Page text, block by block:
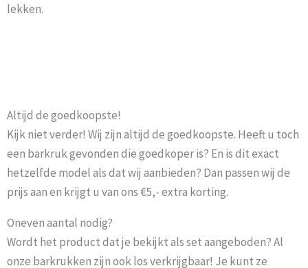
lekken.
Altijd de goedkoopste!
Kijk niet verder! Wij zijn altijd de goedkoopste. Heeft u toch
een barkruk gevonden die goedkoper is? En is dit exact
hetzelfde model als dat wij aanbieden? Dan passen wij de
prijs aan en krijgt u van ons €5,- extra korting.
Oneven aantal nodig?
Wordt het product dat je bekijkt als set aangeboden? Al
onze barkrukken zijn ook los verkrijgbaar! Je kunt ze